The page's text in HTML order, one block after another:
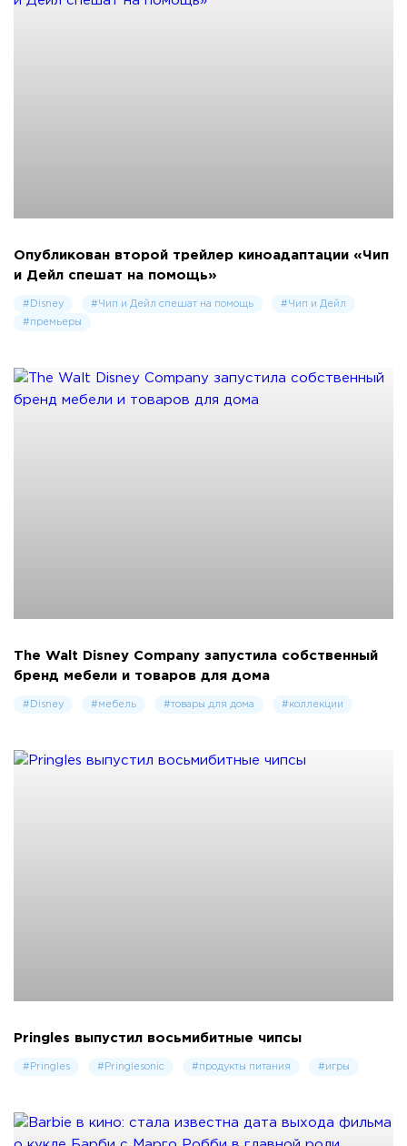
Опубликован второй трейлер киноадаптации «Чип
и Дейл спешат на помощь»
#Disney #Чип и Дейл спешат на помощь
#Чип и Дейл
#премьеры
The Walt Disney Company запустила собственный
бренд мебели и товаров для дома
#Disney #мебель #товары для дома #коллекции
Pringles выпустил восьмибитные чипсы
#Pringles #Pringlesonic #продукты питания #игры